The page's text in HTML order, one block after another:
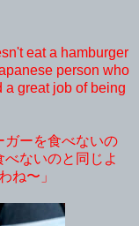
eat a hamburger
person who
a great job of being
ガーを食べないの
ないのと同じよ
ね〜」